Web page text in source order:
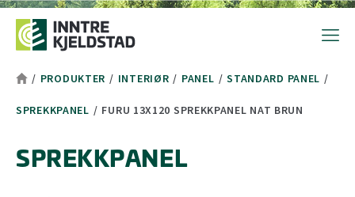
Hopp til toppområde
Hopp til hovedinnhold
Hopp til bunnområde
Tekststørrelsetips
PC: Press ned CTRL og klikk på + (pluss) for å forstørre eller
MAC: Press ned CMD og klikk på + (pluss) for å forstørre eller
/ PRODUKTER / INTERIØR / PANEL / STANDARD PANEL /
SPREKKPANEL / FURU 13X120 SPREKKPANEL NAT BRUN
SPREKKPANEL